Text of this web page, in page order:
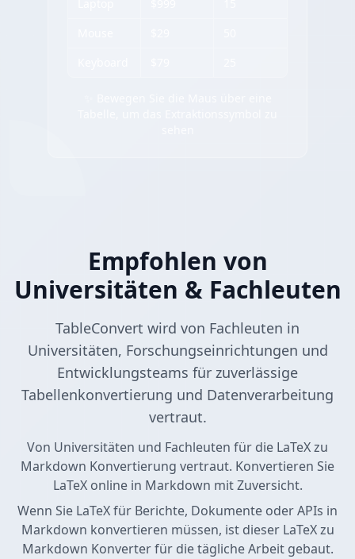
Empfohlen von
Universitäten & Fachleuten
TableConvert wird von Fachleuten in
Universitäten, Forschungseinrichtungen und
Entwicklungsteams für zuverlässige
Tabellenkonvertierung und Datenverarbeitung
vertraut.
Von Universitäten und Fachleuten für die LaTeX zu
Markdown Konvertierung vertraut. Konvertieren Sie
LaTeX online in Markdown mit Zuversicht.
Wenn Sie LaTeX für Berichte, Dokumente oder APIs in
Markdown konvertieren müssen, ist dieser LaTeX zu
Markdown Konverter für die tägliche Arbeit gebaut.